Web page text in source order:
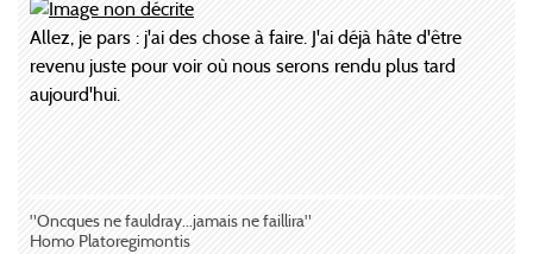
Allez, je pars : j'ai des chose à faire. J'ai déjà hâte d'être
revenu juste pour voir où nous serons rendu plus tard
aujourd'hui.
"Oncques ne fauldray...jamais ne faillira"
Homo Platoregimontis